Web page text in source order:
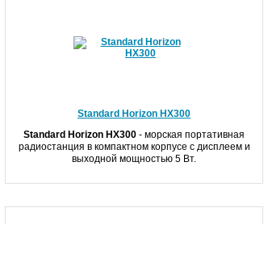
Standard Horizon HX300
Standard Horizon HX300 - морская портативная
радиостанция в компактном корпусе с дисплеем и
выходной мощностью 5 Вт.